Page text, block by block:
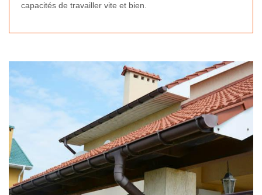
capacités de travailler vite et bien.